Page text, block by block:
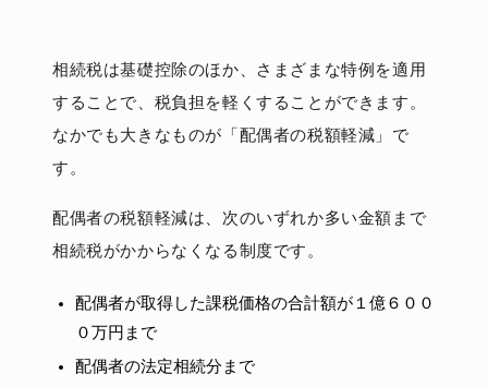
相続税は基礎控除のほか、さまざまな特例を適用
することで、税負担を軽くすることができます。
なかでも大きなものが「配偶者の税額軽減」で
す。
配偶者の税額軽減は、次のいずれか多い金額まで
相続税がかからなくなる制度です。
配偶者が取得した課税価格の合計額が１億６００
０万円まで
配偶者の法定相続分まで